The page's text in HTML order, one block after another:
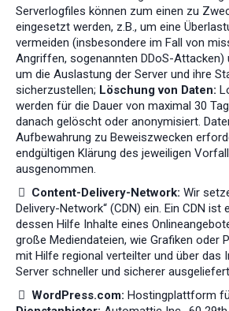
Serverlogfiles können zum einen zu
eingesetzt werden, z.B., um eine
vermeiden (insbesondere im Fall von
Angriffen, sogenannten DDoS-Attacken)
um die Auslastung der Server und ihre
sicherzustellen; Löschung von Daten:
werden für die Dauer von maximal 30
danach gelöscht oder anonymisiert.
Aufbewahrung zu Beweiszwecken
endgültigen Klärung des jeweiligen
ausgenommen.
Content-Delivery-Network:Wir
Delivery-Network“ (CDN) ein. Ein CDN ist
dessen Hilfe Inhalte eines
große Mediendateien, wie Grafiken oder
mit Hilfe regional verteilter und über das
Server schneller und sicherer
WordPress.com:Hostingplattform